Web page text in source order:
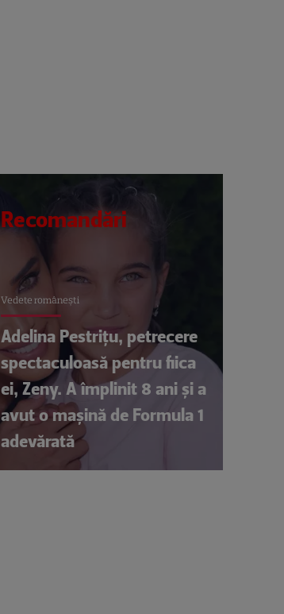
Recomandări
Vedete româneşti
Adelina Pestrițu, petrecere
spectaculoasă pentru fiica
ei, Zeny. A împlinit 8 ani și a
avut o mașină de Formula 1
adevărată